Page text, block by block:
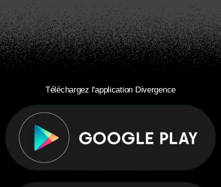
Téléchargez l'application Divergence